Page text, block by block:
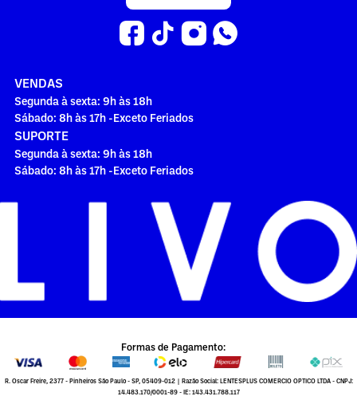
VENDAS
Segunda à sexta: 9h às 18h
Sábado: 8h às 17h -Exceto Feriados
SUPORTE
Segunda à sexta: 9h às 18h
Sábado: 8h às 17h -Exceto Feriados
Formas de Pagamento:
R. Oscar Freire, 2377 - Pinheiros São Paulo - SP, 05409-012 | Razão Social: LENTESPLUS COMERCIO OPTICO LTDA - CNPJ:
14.483.170/0001-89 - IE: 143.431.788.117